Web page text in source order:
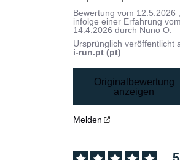
Bewertung vom 12.5.2026
infolge einer Erfahrung
14.4.2026 durch Nuno O.
Ursprünglich veröffentlicht
i-run.pt (pt)
Originalbewertung
anzeigen
Melden